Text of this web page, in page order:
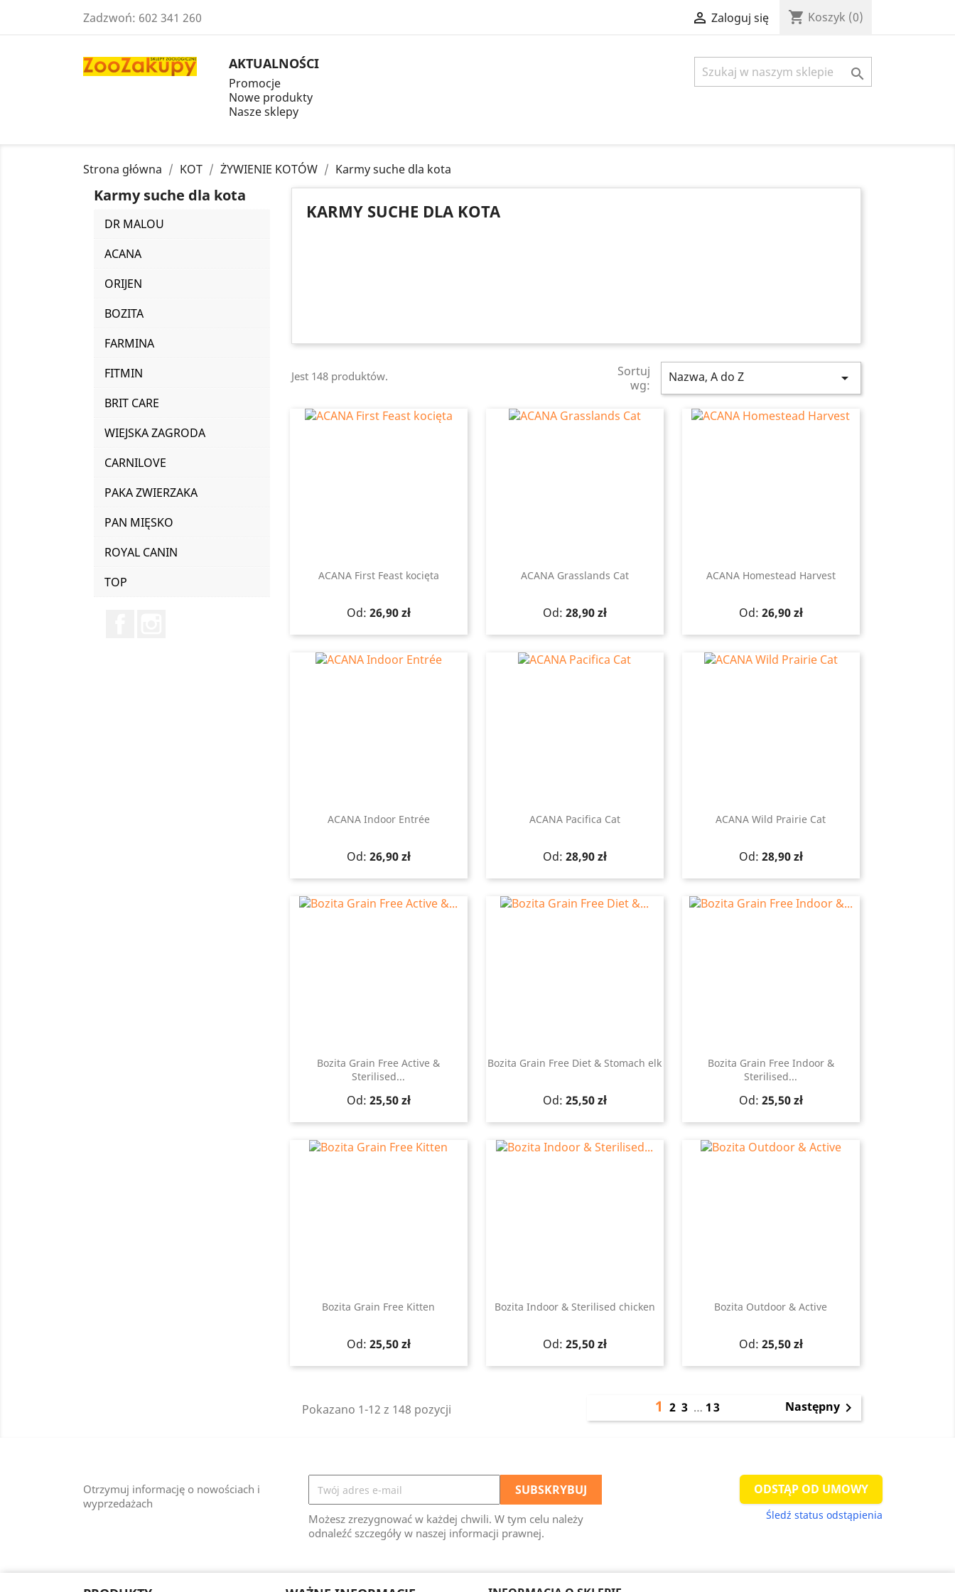
Zadzwoń: 602 341 260  Zaloguj się shopping_cart Koszyk (0)
AKTUALNOŚCI
Promocje
Nowe produkty
Nasze sklepy

Strona główna KOT ŻYWIENIE KOTÓW Karmy suche dla kota
Karmy suche dla kota
DR MALOU
ACANA
ORIJEN
BOZITA
FARMINA
FITMIN
BRIT CARE
WIEJSKA ZAGRODA
CARNILOVE
PAKA ZWIERZAKA
PAN MIĘSKO
ROYAL CANIN
TOP
KARMY SUCHE DLA KOTA
Jest 148 produktów.
Sortuj
wg:
Nazwa, A do Z 
ACANA First Feast kocięta
Cena
Od: 26,90 zł
ACANA Grasslands Cat
Cena
Od: 28,90 zł
ACANA Homestead Harvest
Cena
Od: 26,90 zł
ACANA Indoor Entrée
Cena
Od: 26,90 zł
ACANA Pacifica Cat
Cena
Od: 28,90 zł
ACANA Wild Prairie Cat
Cena
Od: 28,90 zł
Bozita Grain Free Active &
Sterilised...
Cena
Od: 25,50 zł
Bozita Grain Free Diet & Stomach elk
Cena
Od: 25,50 zł
Bozita Grain Free Indoor &
Sterilised...
Cena
Od: 25,50 zł
Bozita Grain Free Kitten
Cena
Od: 25,50 zł
Bozita Indoor & Sterilised chicken
Cena
Od: 25,50 zł
Bozita Outdoor & Active
Cena
Od: 25,50 zł
Pokazano 1-12 z 148 pozycji 1 2 3 … 13 Następny
Otrzymuj informację o nowościach i
wyprzedażach
Możesz zrezygnować w każdej chwili. W tym celu należy
odnaleźć szczegóły w naszej informacji prawnej.
ODSTĄP OD UMOWY
Śledź status odstąpienia